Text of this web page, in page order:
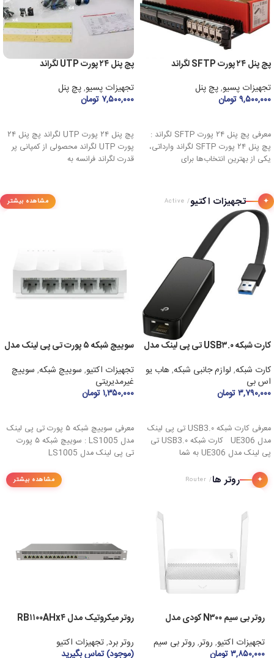
پچ پنل ۲۴ پورت SFTP لگراند
تجهیزات پسیو,پچ پنل
۹,۵۰۰,۰۰۰تومان
معرفی پچ پنل ۲۴ پورت SFTP لگراند :
پچ پنل ۲۴ پورت SFTP لگراند وارداتی،
یکی از بهترین انتخاب‌ها برای
پچ پنل ۲۴ پورت UTP لگراند
تجهیزات پسیو,پچ پنل
۷,۵۰۰,۰۰۰ تومان
پچ پنل ۲۴ پورت UTP لگراند پچ پنل ۲۴
پورت UTP لگراند محصولی از کمپانی پر
قدرت لگراند فرانسه به
✦ تجهیزات اکتیو/ Active مشاهده بیشتر
کارت شبکه USB۳.۰ تی پی لینک مدل
کارت شبکه, لوازم جانبی شبکه,هاب یو
اس بی
۳,۷۹۰,۰۰۰تومان
معرفی کارت شبکه USB3.۰ تی پی لینک
مدل UE306 کارت شبکه USB3.۰ تی
پی لینک مدل UE306 به شما
سوییچ شبکه ۵ پورت تی پی لینک مدل
تجهیزات اکتیو, سوییچ شبکه, سوییچ
غیرمدیریتی
۱,۳۵۰,۰۰۰تومان
معرفی سوییچ شبکه ۵ پورت تی پی لینک
مدل LS1005 : سوییچ شبکه ۵ پورت
تی پی لینک مدل LS1005
✦ روتر ها/ Router مشاهده بیشتر
روتر بی سیم N۳۰۰ کودی مدل
تجهیزات اکتیو, روتر, روتر بی سیم
۳,۸۵۰,۰۰۰تومان
روتر میکروتیک مدل RB۱۱۰۰AHx۴
روتر برد,تجهیزات اکتیو
(موجود) تماس بگیرید